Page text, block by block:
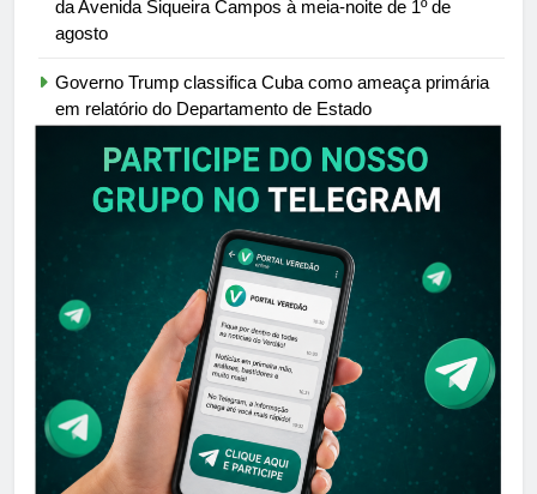
da Avenida Siqueira Campos à meia-noite de 1º de
agosto
Governo Trump classifica Cuba como ameaça primária
em relatório do Departamento de Estado